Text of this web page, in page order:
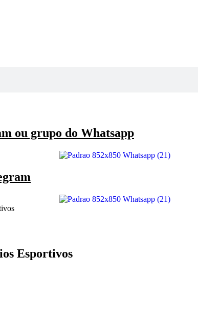
ou grupo do Whatsapp
Esportivos